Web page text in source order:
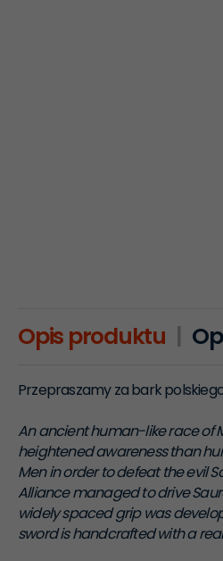
Opis produktu
Przepraszamy za bark
An ancient human-like race of
heightened awareness than
Men in order to defeat the evil
Alliance managed to drive
widely spaced grip was
sword is handcrafted with a